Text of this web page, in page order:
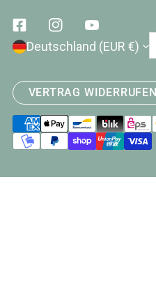
FacebookInstagramYoutube
Land/Region
Deutschland (EUR €)
VERTRAG WIDERRUFEN
Zahlungsarten